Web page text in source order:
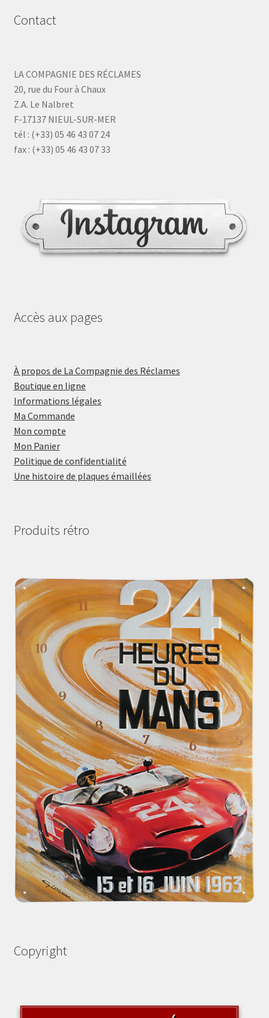
Contact
LA COMPAGNIE DES RÉCLAMES
20, rue du Four à Chaux
Z.A. Le Nalbret
F-17137 NIEUL-SUR-MER
tél : (+33) 05 46 43 07 24
fax : (+33) 05 46 43 07 33
Accès aux pages
À propos de La Compagnie des Réclames
Boutique en ligne
Informations légales
Ma Commande
Mon compte
Mon Panier
Politique de confidentialité
Une histoire de plaques émaillées
Produits rétro
Copyright